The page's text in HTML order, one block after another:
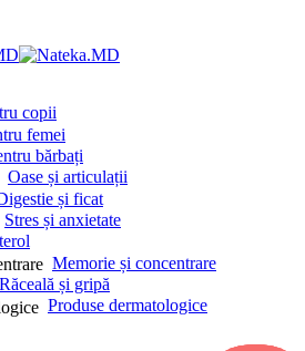
copii
femei
bărbați
Oase și articulații
și ficat
Stres și anxietate
Memorie și concentrare
Răceală și gripă
Produse dermatologice